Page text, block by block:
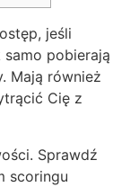
jeśli
samo pobierają
Mają również
Cię z
Sprawdź
scoringu